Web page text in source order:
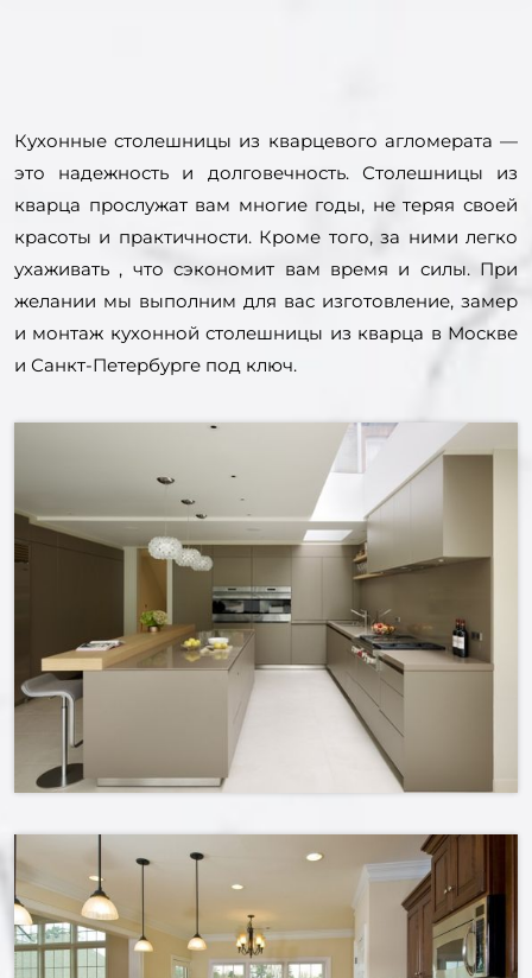
Кухонные столешницы из кварцевого агломерата —
это надежность и долговечность. Столешницы из
кварца прослужат вам многие годы, не теряя своей
красоты и практичности. Кроме того, за ними легко
ухаживать , что сэкономит вам время и силы. При
желании мы выполним для вас изготовление, замер
и монтаж кухонной столешницы из кварца в Москве
и Санкт-Петербурге под ключ.